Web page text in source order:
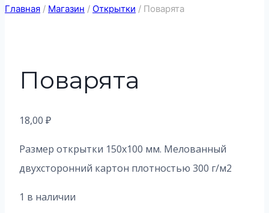
Главная / Магазин / Открытки / Поварята
Поварята
18,00 ₽
Размер открытки 150х100 мм. Мелованный
двухсторонний картон плотностью 300 г/м2
1 в наличии